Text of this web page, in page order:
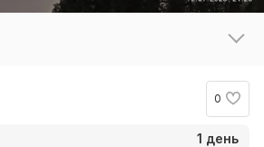
0
1 день